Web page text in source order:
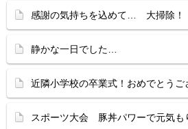
感謝の気持ちを込めて… 大掃除！
静かな一日でした…
近隣小学校の卒業式！おめでとう
スポーツ大会 豚丼パワーで元気